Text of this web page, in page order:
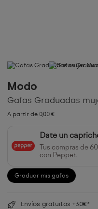
Modo
Gafas Graduadas
A partir de 0,00 €
Date un
Tus compras de
con Pepper.
Graduar mis gafas
Envíos gratuitos +30€*